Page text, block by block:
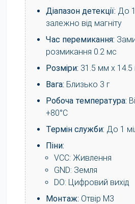
Діапазон детекції: До
залежно від магніту
Час перемикання:
розмикання 0.2 мс
Розміри: 31.5 мм x
Вага: Близько 3 г
Робоча температура:
+80°C
Термін служби: До 1
Піни:
VCC: Живлення
GND: Земля
DO: Цифровий вихід
Монтаж: Отвір M3